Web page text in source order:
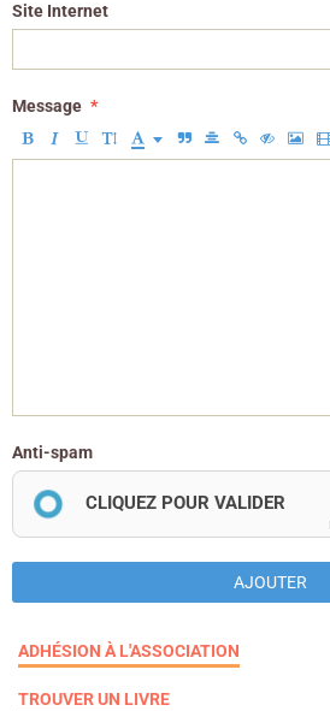
Site Internet
Message
Anti-spam
CLIQUEZ POUR VALIDER
AJOUTER
ADHÉSION À L'ASSOCIATION
TROUVER UN LIVRE